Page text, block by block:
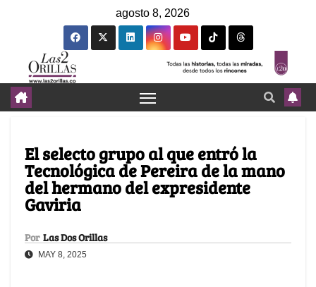
agosto 8, 2026
El selecto grupo al que entró la
Tecnológica de Pereira de la mano
del hermano del expresidente
Gaviria
Por Las Dos Orillas
MAY 8, 2025